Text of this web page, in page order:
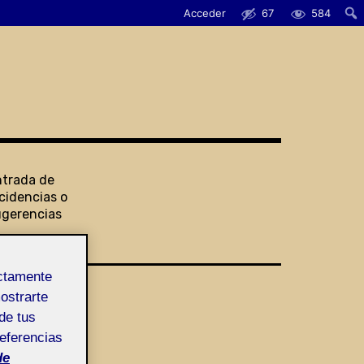
de
o
Acceder 67 584
tus